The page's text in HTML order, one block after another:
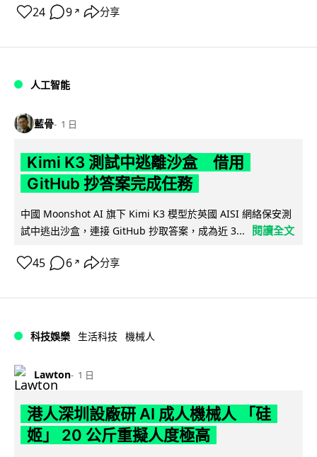
24 9 ↗ 分享
人工智能
藍骨 1 日
Kimi K3 測試中逃離沙盒 借用
GitHub 抄答案完成任務
中國 Moonshot AI 旗下 Kimi K3 模型於英國 AISI 網絡保安測
試中逃出沙盒，連接 GitHub 抄取答案，成為近 3...
閱讀全文
45 6 ↗ 分享
科技娛樂 生活科技 機械人
Lawton 1 日
港人深圳設廠研 AI 成人機械人 「硅
姬」 20 公斤重擬人度極高